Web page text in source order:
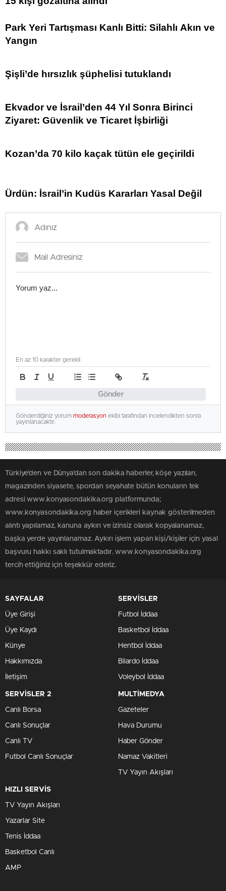
Park Yeri Tartışması Kanlı Bitti: Silahlı Akın ve
Yangın
Şişli’de hırsızlık şüphelisi tutuklandı
Ekvador ve İsrail’den 44 Yıl Sonra Birinci
Ziyaret: Güvenlik ve Ticaret İşbirliği
Kozan’da 70 kilo kaçak tütün ele geçirildi
Ürdün: İsrail’in Kudüs Kararları Yasal Değil
Gönder
En az 10 karakter gerekli
Gönderdiğiniz yorum moderasyon ekibi tarafından incelendikten sonra
yayınlanacaktır.
Türkiye'den ve Dünya’dan son dakika haberler, köşe yazıları,
magazinden siyasete, spordan seyahate bütün konuların tek
adresi www.konyasondakika.org platformunda;
www.konyasondakika.org haber içerikleri kaynak gösterilmeden
alıntı yapılamaz, kanuna aykırı ve izinsiz olarak kopyalanamaz,
başka yerde yayınlanamaz. Aykırı işlem yapan kişi/kişiler için yasal
başvuru hakkı saklı tutulmaktadır. www.konyasondakika.org
tercih ettiğiniz için teşekkür ederiz.
SAYFALAR
Üye Girişi
Üye Kaydı
Künye
Hakkımızda
İletişim
SERVİSLER
Futbol İddaa
Basketbol İddaa
Hentbol İddaa
Bilardo İddaa
Voleybol İddaa
SERVİSLER 2
Canlı Borsa
Canlı Sonuçlar
Canlı TV
Futbol Canlı Sonuçlar
MULTİMEDYA
Gazeteler
Hava Durumu
Haber Gönder
Namaz Vakitleri
TV Yayın Akışları
HIZLI SERVİS
TV Yayın Akışları
Yazarlar Site
Tenis İddaa
Basketbol Canlı
AMP